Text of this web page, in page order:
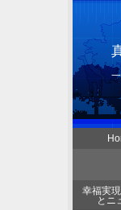
幸福実
とニ